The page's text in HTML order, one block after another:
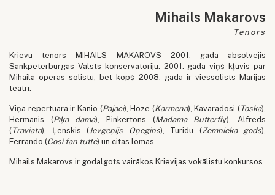
Mihails Makarovs
Tenors
Krievu tenors MIHAILS MAKAROVS 2001. gadā absolvējis
Sankpēterburgas Valsts konservatoriju. 2001. gadā viņš kļuvis par
Mihaila operas solistu, bet kopš 2008. gada ir viessolists Marijas
teātrī.
Viņa repertuārā ir Kanio (Pajaci), Hozē (Karmena), Kavaradosi (Toska),
Hermanis (Pīķa dāma), Pinkertons (Madama Butterfly), Alfrēds
(Traviata), Ļenskis (Jevgeņijs Oņegins), Turidu (Zemnieka gods),
Ferrando (Così fan tutte) un citas lomas.
Mihails Makarovs ir godalgots vairākos Krievijas vokālistu konkursos.